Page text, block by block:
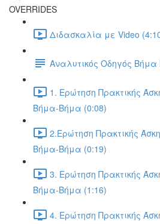
OVERRIDES
Διδασκαλία με Video
Αναλυτικός Οδηγός
1. Ερώτηση Πρακτικής
Βήμα-Βήμα (0:08)
2.Ερώτηση Πρακτικής
Βήμα-Βήμα (0:19)
3. Ερώτηση Πρακτικής
Βήμα-Βήμα (1:16)
4. Ερώτηση Πρακτικής